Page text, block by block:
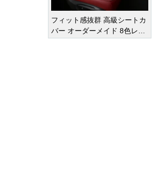
フィット感抜群 高級シートカ
バー オーダーメイド 8色レザ